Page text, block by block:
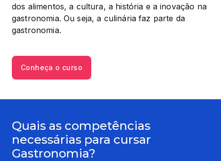
dos alimentos, a cultura, a história e a inovação na
gastronomia. Ou seja, a culinária faz parte da
gastronomia.
Conheça o curso
Quais as competências
necessárias para cursar
Gastronomia?